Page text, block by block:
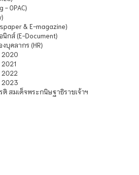
- OPAC)
& E-magazine)
กส์ (E-Document)
บุคลากร (HR)
2020
2021
2022
2023
ติ สมเด็จพระกนิษฐาธิราชเจ้าฯ